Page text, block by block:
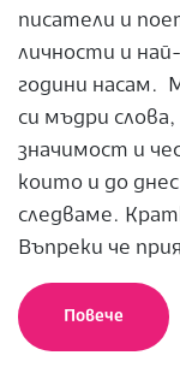
писатели и
личности и
години насам.
си мъдри
значимост и
които и до
следваме.
Въпреки че
Повече